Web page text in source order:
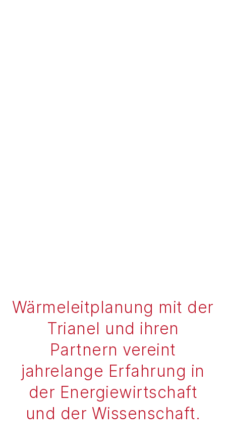
Wärmeleitplanung mit der
Trianel und ihren
Partnern vereint
jahrelange Erfahrung in
der Energiewirtschaft
und der Wissenschaft.​